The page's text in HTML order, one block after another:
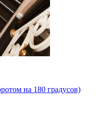
на 180 градусов)